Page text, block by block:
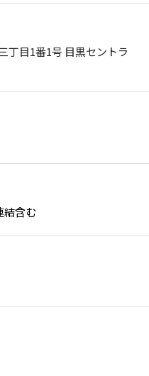
丁目1番1号 目黒セントラ
結含む